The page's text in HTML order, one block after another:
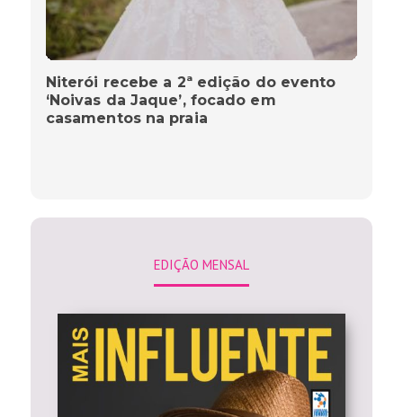
Niterói recebe a 2ª edição do evento
‘Noivas da Jaque’, focado em
casamentos na praia
EDIÇÃO MENSAL